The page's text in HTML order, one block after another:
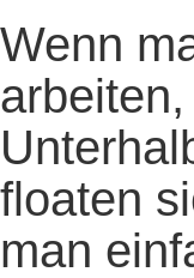
Wenn
floaten
man